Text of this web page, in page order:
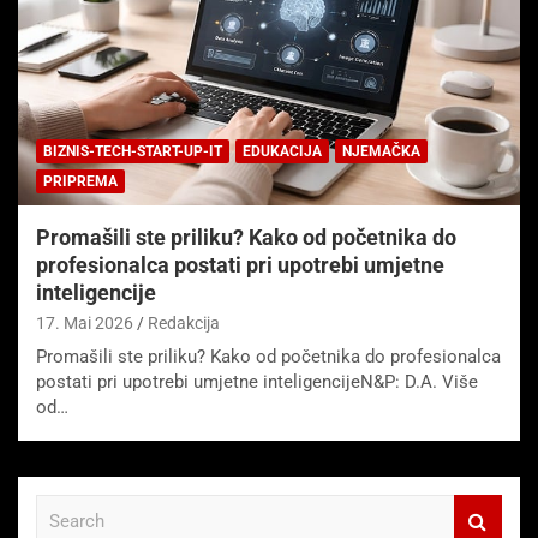
BIZNIS-TECH-START-UP-IT EDUKACIJA
NJEMAČKA
PRIPREMA
Promašili ste priliku? Kako od početnika do
profesionalca postati pri upotrebi umjetne
inteligencije
17. Mai 2026 Redakcija
Promašili ste priliku? Kako od početnika do profesionalca
postati pri upotrebi umjetne inteligencijeN&P: D.A. Više
od…